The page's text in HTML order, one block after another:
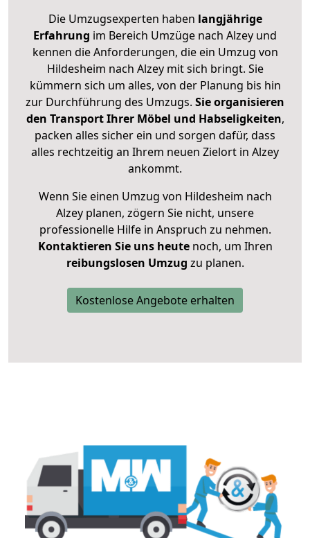
Die Umzugsexperten haben langjährige
Erfahrung im Bereich Umzüge nach Alzey und
kennen die Anforderungen, die ein Umzug von
Hildesheim nach Alzey mit sich bringt. Sie
kümmern sich um alles, von der Planung bis hin
zur Durchführung des Umzugs. Sie organisieren
den Transport Ihrer Möbel und Habseligkeiten,
packen alles sicher ein und sorgen dafür, dass
alles rechtzeitig an Ihrem neuen Zielort in Alzey
ankommt.
Wenn Sie einen Umzug von Hildesheim nach
Alzey planen, zögern Sie nicht, unsere
professionelle Hilfe in Anspruch zu nehmen.
Kontaktieren Sie uns heutenoch, um Ihren
reibungslosen Umzug zu planen.
Kostenlose Angebote erhalten